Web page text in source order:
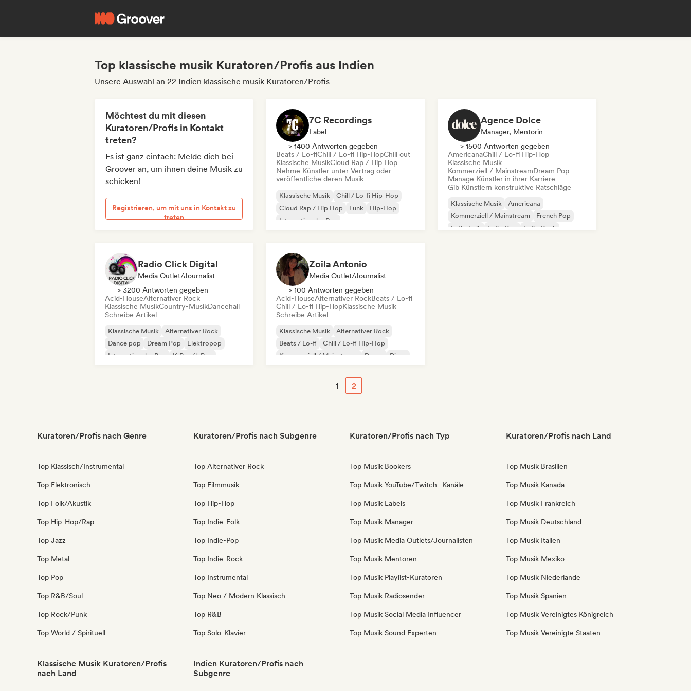
Top klassische musik Kuratoren/Profis aus Indien
Unsere Auswahl an 22 Indien klassische musik Kuratoren/Profis
Möchtest du mit diesen
Kuratoren/Profis in Kontakt
treten?
Es ist ganz einfach: Melde dich bei
Groover an, um ihnen deine Musik zu
schicken!
Registrieren, um mit uns in Kontakt zu
treten
7C Recordings
Label
> 1400 Antworten gegeben
Beats / Lo-fiChill / Lo-fi Hip-HopChill out
Klassische MusikCloud Rap / Hip Hop
Nehme Künstler unter Vertrag oder
veröffentliche deren Musik
Klassische Musik
Chill / Lo-fi Hip-Hop
Cloud Rap / Hip Hop
Funk
Hip-Hop
Internationaler Rap
Agence Dolce
Manager, Mentorin
> 1500 Antworten gegeben
AmericanaChill / Lo-fi Hip-Hop
Klassische Musik
Kommerziell / MainstreamDream Pop
Manage Künstler in ihrer Karriere
Gib Künstlern konstruktive Ratschläge
Klassische Musik
Americana
Kommerziell / Mainstream
French Pop
Indie-Folk
Indie-Pop
Indie-Rock
Radio Click Digital
Media Outlet/Journalist
> 3200 Antworten gegeben
Acid-HouseAlternativer Rock
Klassische MusikCountry-MusikDancehall
Schreibe Artikel
Klassische Musik
Alternativer Rock
Dance pop
Dream Pop
Elektropop
Internationaler Pop
K-Pop/J-Pop
Zoila Antonio
Media Outlet/Journalist
> 100 Antworten gegeben
Acid-HouseAlternativer RockBeats / Lo-fi
Chill / Lo-fi Hip-HopKlassische Musik
Schreibe Artikel
Klassische Musik
Alternativer Rock
Beats / Lo-fi
Chill / Lo-fi Hip-Hop
Kommerziell / Mainstream
Dance
Disco
1 2
Kuratoren/Profis nach Genre
Top Klassisch/Instrumental
Top Elektronisch
Top Folk/Akustik
Top Hip-Hop/Rap
Top Jazz
Top Metal
Top Pop
Top R&B/Soul
Top Rock/Punk
Top World / Spirituell
Kuratoren/Profis nach Subgenre
Top Alternativer Rock
Top Filmmusik
Top Hip-Hop
Top Indie-Folk
Top Indie-Pop
Top Indie-Rock
Top Instrumental
Top Neo / Modern Klassisch
Top R&B
Top Solo-Klavier
Kuratoren/Profis nach Typ
Top Musik Bookers
Top Musik YouTube/Twitch -Kanäle
Top Musik Labels
Top Musik Manager
Top Musik Media Outlets/Journalisten
Top Musik Mentoren
Top Musik Playlist-Kuratoren
Top Musik Radiosender
Top Musik Social Media Influencer
Top Musik Sound Experten
Kuratoren/Profis nach Land
Top Musik Brasilien
Top Musik Kanada
Top Musik Frankreich
Top Musik Deutschland
Top Musik Italien
Top Musik Mexiko
Top Musik Niederlande
Top Musik Spanien
Top Musik Vereinigtes Königreich
Top Musik Vereinigte Staaten
Klassische Musik Kuratoren/Profis
nach Land
Indien Kuratoren/Profis nach
Subgenre